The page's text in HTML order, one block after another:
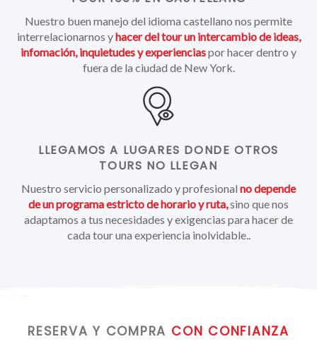
Nuestro buen manejo del idioma castellano nos permite
interrelacionarnos yhacer del tour un intercambio de ideas,
infomación, inquietudes y experienciaspor hacer dentro y
fuera de la ciudad de New York.
LLEGAMOS A LUGARES DONDE OTROS
TOURS NO LLEGAN
Nuestro servicio personalizado y profesional no depende
de un programa estricto de horario y ruta,sino que nos
adaptamos a tus necesidades y exigencias para hacer de
cada tour una experiencia inolvidable..
RESERVA Y COMPRA CON CONFIANZA